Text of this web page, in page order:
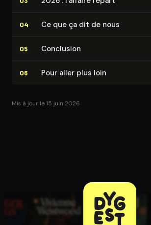
04 Ce que ça dit de nous
05 Conclusion
06 Pour aller plus loin
Mis à jour le 15 juin 2026